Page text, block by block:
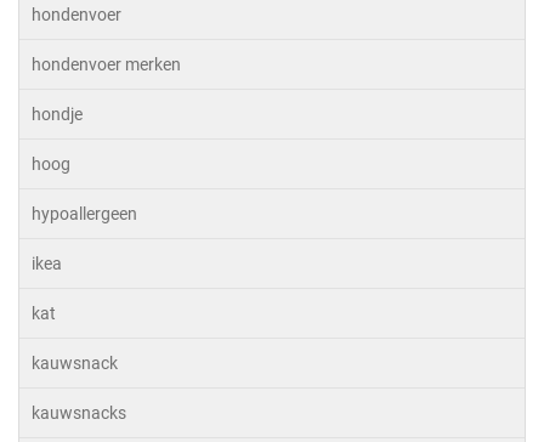
hondenvoer
hondenvoer merken
hondje
hoog
hypoallergeen
ikea
kat
kauwsnack
kauwsnacks